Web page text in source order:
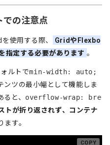
の注意点
を使用する際、
GridやFlexbo
指定する必要があります 。
ルトでmin-width: auto;
ンツの最小幅として機能しま
と、 overflow-wrap: bre
トが折り返されず、コンテナ
ます。